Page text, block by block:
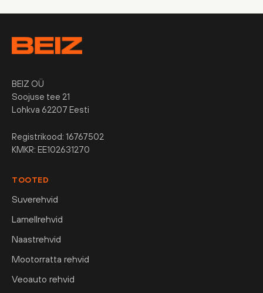
BEIZ OÜ
Soojuse tee 21
Lohkva 62207 Eesti
Registrikood: 16767502
KMKR: EE102631270
TOOTED
Suverehvid
Lamellrehvid
Naastrehvid
Mootorratta rehvid
Veoauto rehvid